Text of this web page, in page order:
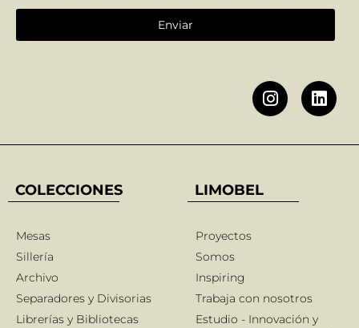
Enviar
COLECCIONES
Mesas
Sillería
Archivo
Separadores y Divisorias
Librerías y Bibliotecas
LIMOBEL
Proyectos
Somos
Inspiring
Trabaja con nosotros
Estudio - Innovación y